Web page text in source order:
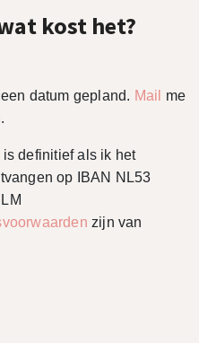
kost het?
datum gepland. Mail
me
definitief als ik het
op IBAN NL53
zijn van